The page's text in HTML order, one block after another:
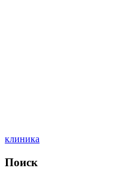
клиника
Поиск